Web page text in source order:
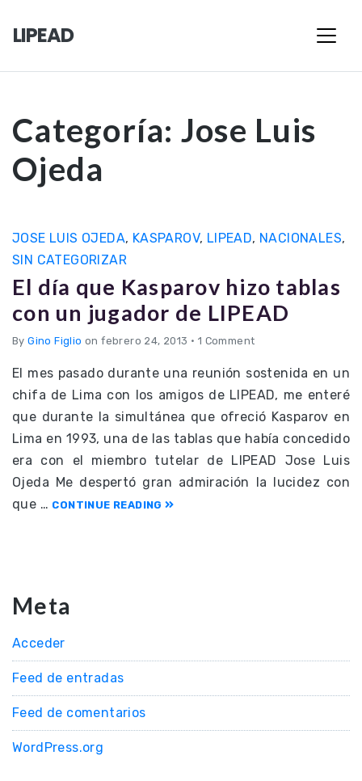
LIPEAD
Categoría: Jose Luis
Ojeda
JOSE LUIS OJEDA, KASPAROV, LIPEAD, NACIONALES,
SIN CATEGORIZAR
El día que Kasparov hizo tablas
con un jugador de LIPEAD
ByGino Figlio on febrero 24, 2013 • 1 Comment
El mes pasado durante una reunión sostenida en un
chifa de Lima con los amigos de LIPEAD, me enteré
que durante la simultánea que ofreció Kasparov en
Lima en 1993, una de las tablas que había concedido
era con el miembro tutelar de LIPEAD Jose Luis
Ojeda Me despertó gran admiración la lucidez con
que … CONTINUE READING
Meta
Acceder
Feed de entradas
Feed de comentarios
WordPress.org